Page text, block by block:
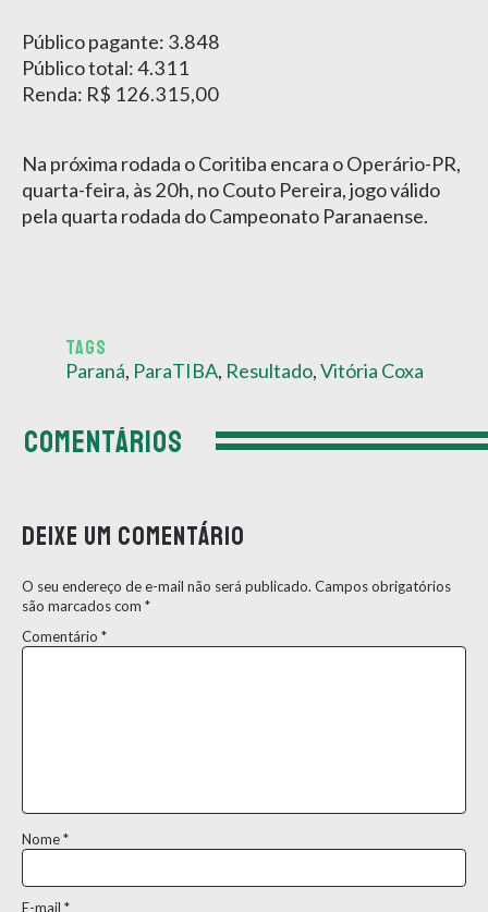
Público pagante: 3.848
Público total: 4.311
Renda: R$ 126.315,00
Na próxima rodada o Coritiba encara o Operário-PR,
quarta-feira, às 20h, no Couto Pereira, jogo válido
pela quarta rodada do Campeonato Paranaense.
TAGS
Paraná, ParaTIBA, Resultado,Vitória Coxa
COMENTÁRIOS
Deixe um comentário
O seu endereço de e-mail não será publicado. Campos obrigatórios
são marcados com *
Comentário *
Nome*
E-mail *